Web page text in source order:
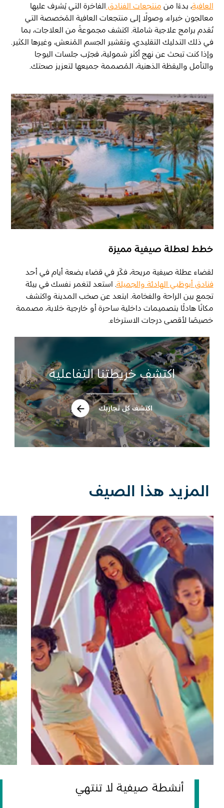
العافية، بدءًا من منتجعات الفنادق الفاخرة التي يُشرف عليها
معالجون خبراء، وصولًا إلى منتجعات العافية المُخصصة التي
تُقدم برامج علاجية شاملة. اكتشف مجموعةً من العلاجات، بما
في ذلك التدليك التقليدي، وتقشير الجسم المُنعش، وغيرها الكثير.
وإذا كنت تبحث عن نهج أكثر شمولية، فجرّب جلسات اليوجا
والتأمل واليقظة الذهنية، المُصممة جميعها لتعزيز صحتك.
خطط لعطلة صيفية مميزة
لقضاء عطلة صيفية مريحة، فكّر في قضاء بضعة أيام في أحد
فنادق أبوظبي الهادئة والجميلة . استعد لتغمر نفسك في بيئة
تجمع بين الراحة والفخامة. ابتعد عن صخب المدينة واكتشف
مكانًا هادئًا بتصميمات داخلية ساحرة أو خارجية خلابة، مصممة
خصيصًا لأقصى درجات الاسترخاء.
اكتشف خريطتنا التفاعلية
اكتشف كل تجاربك
المزيد هذا الصيف
أنشطة صيفية لا تنتهي